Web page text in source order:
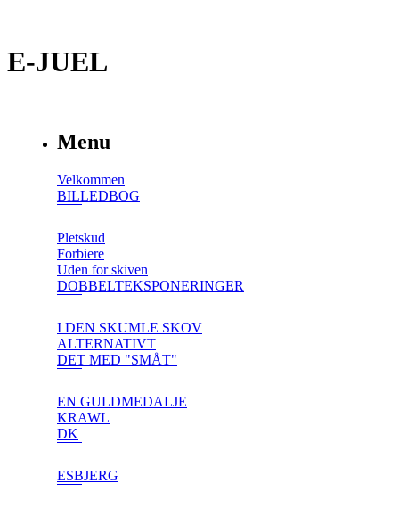
E-JUEL
Menu
Velkommen
BILLEDBOG
Pletskud
Forbiere
Uden for skiven
DOBBELTEKSPONERINGER
I DEN SKUMLE SKOV
ALTERNATIVT
DET MED "SMÅT"
EN GULDMEDALJE
KRAWL
DK
ESBJERG